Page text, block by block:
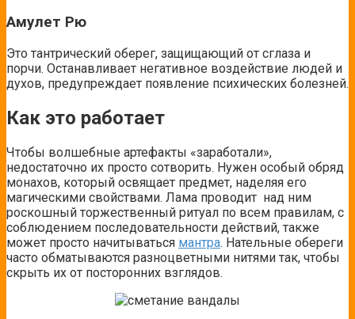
Амулет Рю
Это тантрический оберег, защищающий от сглаза и
порчи. Останавливает негативное воздействие людей и
духов, предупреждает появление психических болезней.
Как это работает
Чтобы волшебные артефакты «заработали»,
недостаточно их просто сотворить. Нужен особый обряд
монахов, который освящает предмет, наделяя его
магическими свойствами. Лама проводит над ним
роскошный торжественный ритуал по всем правилам, с
соблюдением последовательности действий, также
может просто начитываться мантра. Нательные обереги
часто обматываются разноцветными нитями так, чтобы
скрыть их от посторонних взглядов.